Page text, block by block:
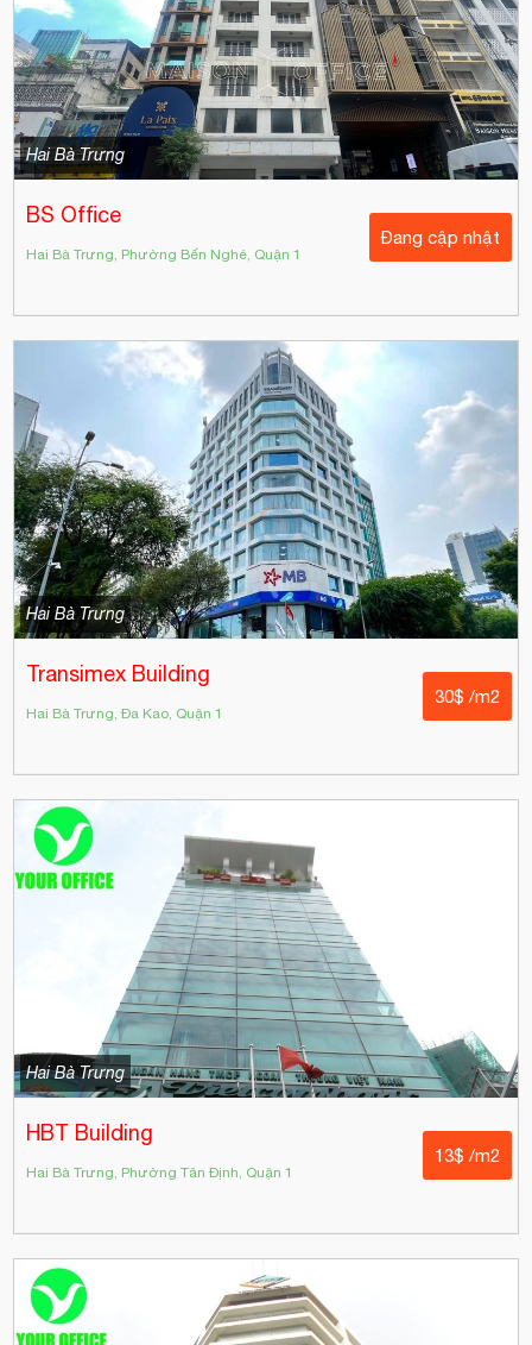
Hai Bà Trưng
BS Office
Hai Bà Trưng, Phường Bến Nghé, Quận 1
Đang cập nhật
Hai Bà Trưng
Transimex Building
Hai Bà Trưng, Đa Kao, Quận 1
30$ /m2
Hai Bà Trưng
HBT Building
Hai Bà Trưng, Phường Tân Định, Quận 1
13$ /m2